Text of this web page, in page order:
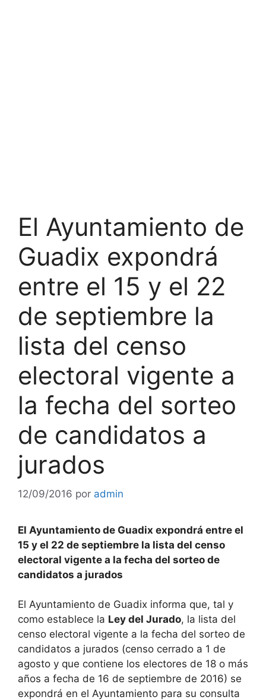
El Ayuntamiento de
Guadix expondrá
entre el 15 y el 22
de septiembre la
lista del censo
electoral vigente a
la fecha del sorteo
de candidatos a
jurados
12/09/2016 por admin
El Ayuntamiento de Guadix expondrá entre el
15 y el 22 de septiembre la lista del censo
electoral vigente a la fecha del sorteo de
candidatos a jurados
El Ayuntamiento de Guadix informa que, tal y
como establece la Ley del Jurado, la lista del
censo electoral vigente a la fecha del sorteo de
candidatos a jurados (censo cerrado a 1 de
agosto y que contiene los electores de 18 o más
años a fecha de 16 de septiembre de 2016) se
expondrá en el Ayuntamiento para su consulta